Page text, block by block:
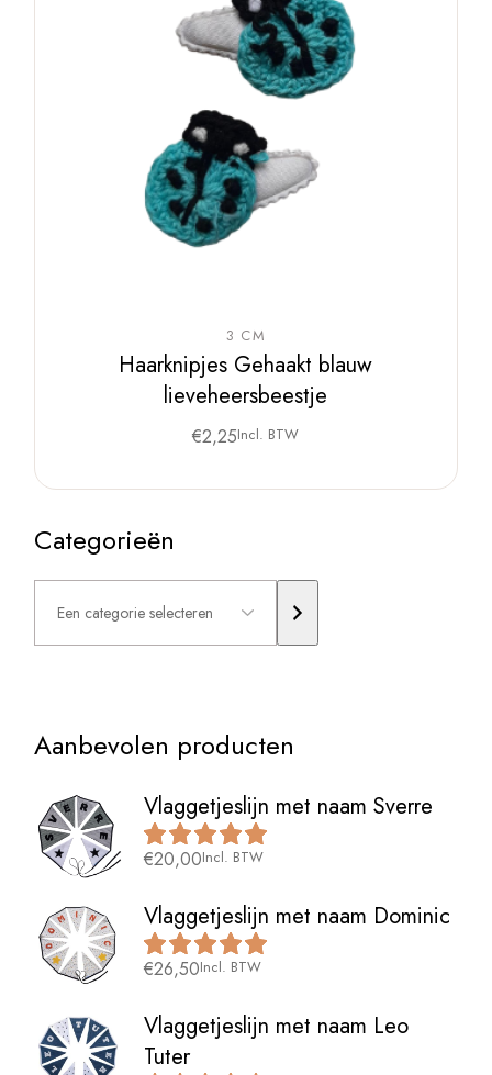
3 CM
Haarknipjes Gehaakt blauw
lieveheersbeestje
€2,25Incl. BTW
Categorieën
Een
categorie
selecteren
Aanbevolen producten
Vlaggetjeslijn met naam Sverre
€20,00Incl. BTW
Vlaggetjeslijn met naam Dominic
€26,50Incl. BTW
Vlaggetjeslijn met naam Leo
Tuter